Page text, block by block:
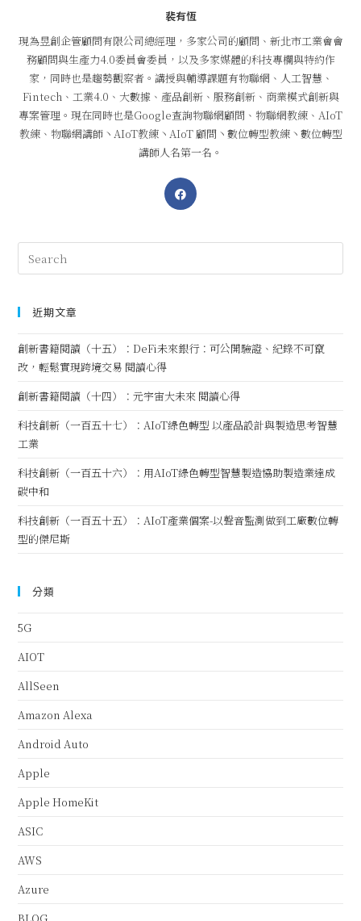
裴有恆
現為昱創企管顧問有限公司總經理，多家公司的顧問、新北市工業會會
務顧問與生產力4.0委員會委員，以及多家媒體的科技專欄與特約作
家，同時也是趨勢觀察者。講授與輔導課題有物聯網、人工智慧、
Fintech、工業4.0、大數據、產品創新、服務創新、商業模式創新與
專案管理。現在同時也是Google查詢物聯網顧問、物聯網教練、AIoT
教練、物聯網講師丶AIoT教練丶AIoT 顧問丶數位轉型教練丶數位轉型
講師人名第一名。
近期文章
創新書籍閱讀（十五）：DeFi未來銀行：可公開驗證、紀錄不可竄
改，輕鬆實現跨境交易 閱讀心得
創新書籍閱讀（十四）：元宇宙大未來 閱讀心得
科技創新（一百五十七）：AIoT綠色轉型 以產品設計與製造思考智慧
工業
科技創新（一百五十六）：用AIoT綠色轉型智慧製造協助製造業達成
碳中和
科技創新（一百五十五）：AIoT產業個案-以聲音監測做到工廠數位轉
型的傑尼斯
分類
5G
AIOT
AllSeen
Amazon Alexa
Android Auto
Apple
Apple HomeKit
ASIC
AWS
Azure